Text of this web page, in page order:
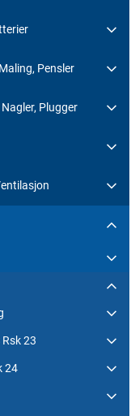
Pensler
Plugger
23
24